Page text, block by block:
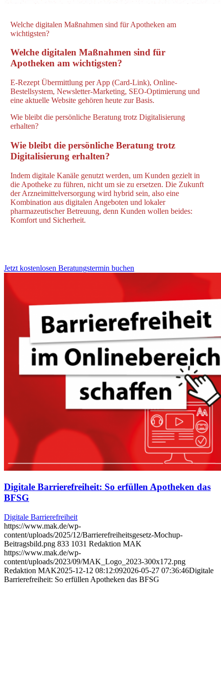
Welche digitalen Maßnahmen sind für Apotheken am
wichtigsten?
Welche digitalen Maßnahmen sind für
Apotheken am wichtigsten?
E-Rezept Übermittlung per App (Card-Link), Online-
Bestellsystem, Newsletter-Marketing, SEO-Optimierung und
eine aktuelle Website gehören heute zur Basis.
Wie bleibt die persönliche Beratung trotz Digitalisierung
erhalten?
Wie bleibt die persönliche Beratung trotz
Digitalisierung erhalten?
Indem digitale Kanäle genutzt werden, um Kunden gezielt in
die Apotheke zu führen, nicht um sie zu ersetzen. Die Zukunft
der Arzneimittelversorgung wird hybrid sein, also eine
Kombination aus digitalen Angeboten und lokaler
pharmazeutischer Betreuung, denn Kunden wollen beides:
Komfort und Sicherheit.
Jetzt kostenlosen Beratungstermin buchen
Digitale Barrierefreiheit: So erfüllen Apotheken das
BFSG
Digitale Barrierefreiheit
https://www.mak.de/wp-
content/uploads/2025/12/Barrierefreiheitsgesetz-Mochup-
Beitragsbild.png 833 1031 Redaktion MAK
https://www.mak.de/wp-
content/uploads/2023/09/MAK_Logo_2023-300x172.png
Redaktion MAK2025-12-12 08:12:092026-05-27 07:36:46Digitale
Barrierefreiheit: So erfüllen Apotheken das BFSG